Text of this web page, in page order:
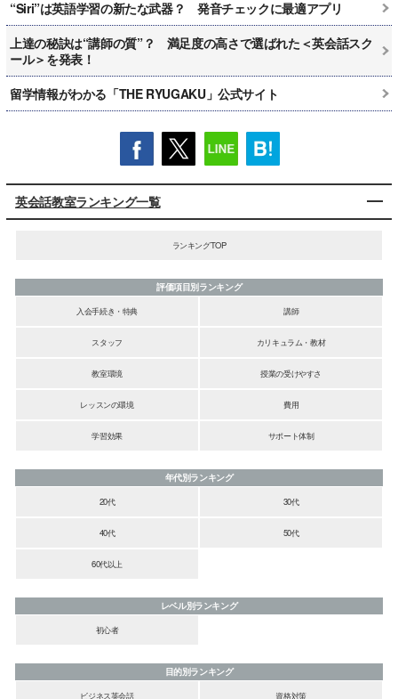
“Siri”は英語学習の新たな武器？ 発音チェックに最適アプリ
上達の秘訣は“講師の質”？ 満足度の高さで選ばれた＜英会話スク
ール＞を発表！
留学情報がわかる「THE RYUGAKU」公式サイト
英会話教室ランキング一覧
ランキングTOP
評価項目別ランキング
入会手続き・特典
講師
スタッフ カリキュラム・教材
教室環境 授業の受けやすさ
レッスンの環境 費用
学習効果 サポート体制
年代別ランキング
20代
30代
40代 50代
60代以上
レベル別ランキング
初心者
目的別ランキング
ビジネス英会話
資格対策